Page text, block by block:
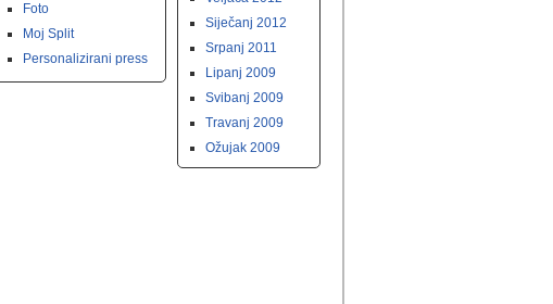
Foto
Moj Split
Personalizirani press
Siječanj 2012
Srpanj 2011
Lipanj 2009
Svibanj 2009
Travanj 2009
Ožujak 2009